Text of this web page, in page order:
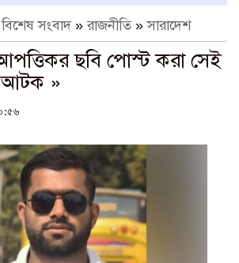
বিশেষ সংবাদ»রাজনীতি»সারাদেশ
ছবি পোস্ট করা সেই
আটক »